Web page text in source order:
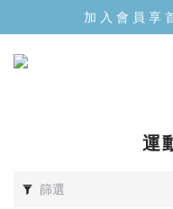
加 入 會 員 享
運
篩選